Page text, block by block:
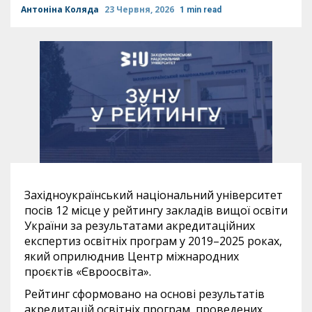
Антоніна Коляда 23 Червня, 2026 1 min read
Західноукраїнський національний університет
посів 12 місце у рейтингу закладів вищої освіти
України за результатами акредитаційних
експертиз освітніх програм у 2019–2025 роках,
який оприлюднив Центр міжнародних
проєктів «Євроосвіта».
Рейтинг сформовано на основі результатів